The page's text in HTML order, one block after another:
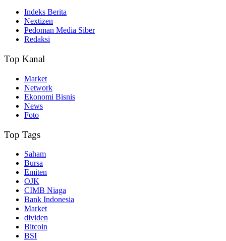
Indeks Berita
Nextizen
Pedoman Media Siber
Redaksi
Top Kanal
Market
Network
Ekonomi Bisnis
News
Foto
Top Tags
Saham
Bursa
Emiten
OJK
CIMB Niaga
Bank Indonesia
Market
dividen
Bitcoin
BSI